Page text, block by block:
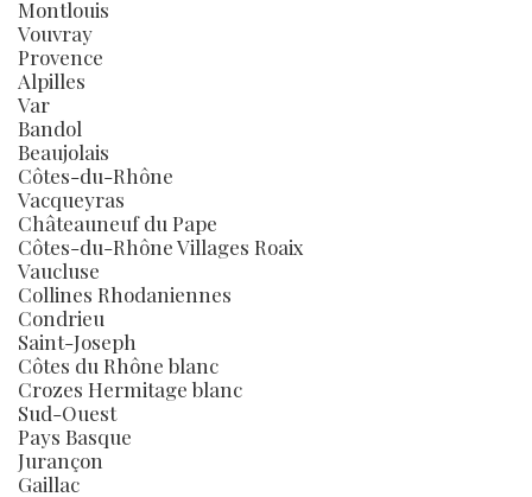
Montlouis
Vouvray
Provence
Alpilles
Var
Bandol
Beaujolais
Côtes-du-Rhône
Vacqueyras
Châteauneuf du Pape
Côtes-du-Rhône Villages Roaix
Vaucluse
Collines Rhodaniennes
Condrieu
Saint-Joseph
Côtes du Rhône blanc
Crozes Hermitage blanc
Sud-Ouest
Pays Basque
Jurançon
Gaillac